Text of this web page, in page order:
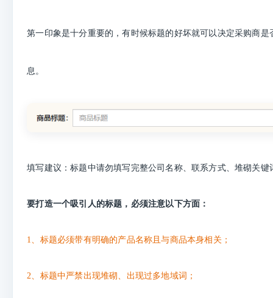
第一印象是十分重要的，有时候标题的好坏就可以决定采购商是
息。
填写建议：标题中请勿填写完整公司名称、联系方式、堆砌关键
要打造一个吸引人的标题，必须注意以下方面：
1、标题必须带有明确的产品名称且与商品本身相关；
2、标题中严禁出现堆砌、出现过多地域词；